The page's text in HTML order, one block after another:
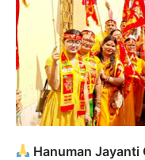
Hanuman Jayanti